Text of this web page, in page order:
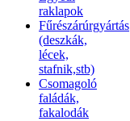
raklapok
Fűrészárúrgyártás
(deszkák,
lécek,
stafnik,stb)
Csomagoló
faládák,
fakalodák